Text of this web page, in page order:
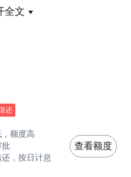
信用记录，并不仅针对
征信系统滚动记录24个
全文
还
额度高
批
还，按日计息
查看额度